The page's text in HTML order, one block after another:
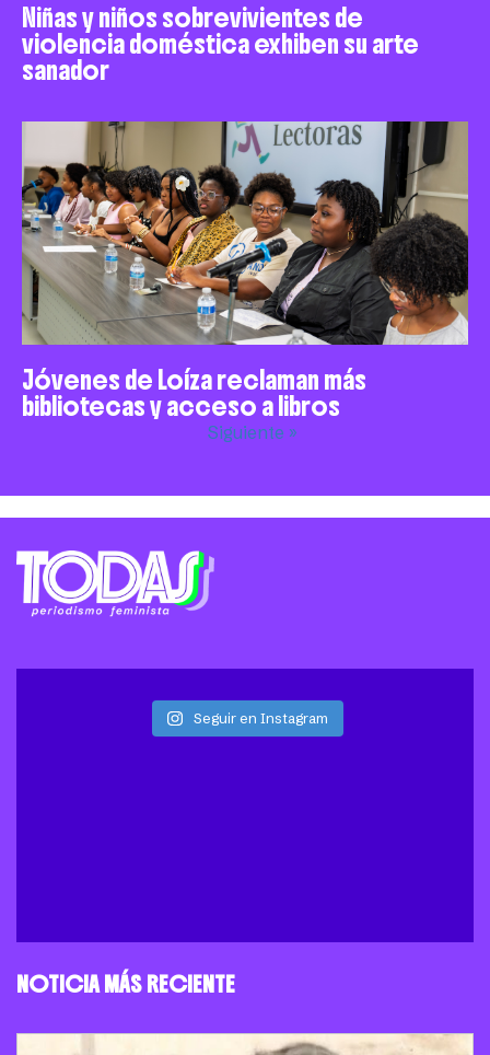
Niñas y niños sobrevivientes de
violencia doméstica exhiben su arte
sanador
Jóvenes de Loíza reclaman más
bibliotecas y acceso a libros
Siguiente »
Seguir en Instagram
NOTICIA MÁS RECIENTE